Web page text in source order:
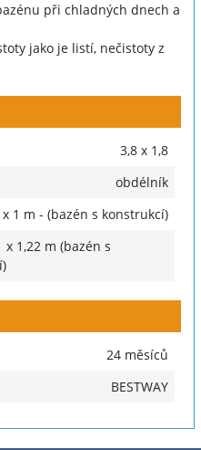
při chladných dnech a
jako je listí, nečistoty z
3,8 x 1,8
obdélník
x 1 m - (bazén s konstrukcí)
x 1,22 m (bazén s
24 měsíců
BESTWAY